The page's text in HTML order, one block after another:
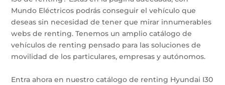
Mundo Eléctricos podrás conseguir el vehículo que
deseas sin necesidad de tener que mirar innumerables
webs de renting. Tenemos un amplio catálogo de
vehículos de renting pensado para las soluciones de
movilidad de los particulares, empresas y autónomos.
Entra ahora en nuestro catálogo de renting Hyundai I30